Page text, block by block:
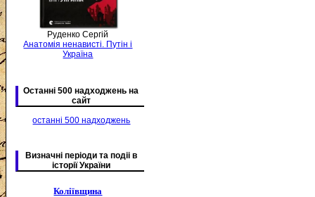
Руденко Сергій
Анатомія ненависті. Путін і
Україна
Останні 500 надходжень на
сайт
останні 500 надходжень
Визначні періоди та подіі в
історії України
Коліївщина